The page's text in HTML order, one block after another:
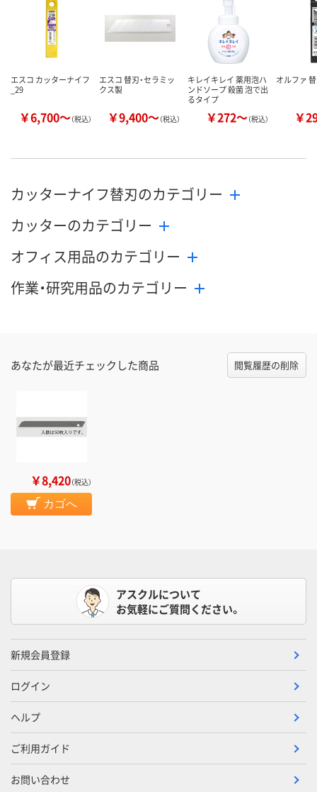
在庫切れです
数量
カゴへ カ
エスコ カッターナイフ
_29
￥6,700～（税込）
エスコ 替刃・セラミッ
クス製
￥9,400～（税込）
キレイキレイ 薬用泡ハ
ンドソープ 殺菌 泡で出
るタイプ
￥272～（税込）
オルファ 替
￥
カッターナイフ替刃のカテゴリー
カッターのカテゴリー
オフィス用品のカテゴリー
作業・研究用品のカテゴリー
あなたが最近チェックした商品 閲覧履歴の削除
￥8,420（税込）
カゴへ
アスクルについて
お気軽にご質問ください。
新規会員登録
ログイン
ヘルプ
ご利用ガイド
お問い合わせ